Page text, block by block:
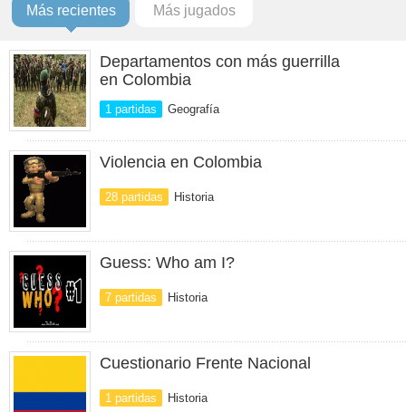
Más recientes Más jugados
Departamentos con más guerrilla
en Colombia
1 partidas Geografía
Violencia en Colombia
28 partidas Historia
Guess: Who am I?
7 partidas Historia
Cuestionario Frente Nacional
1 partidas Historia